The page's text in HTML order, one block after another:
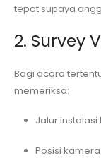
tepat supaya
2. Survey
Bagi acara
memeriksa:
Jalur instalasi
Posisi kamera.